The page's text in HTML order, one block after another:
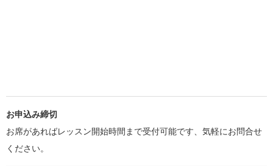
お申込み締切
お席があればレッスン開始時間まで受付可能です、気軽にお問合せ
ください。